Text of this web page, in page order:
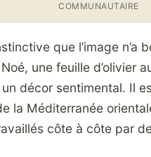
COMMUNAUTAIRE
que l’image n’a
une feuille d’olivier
décor sentimental. Il
la Méditerranée
côte à côte par